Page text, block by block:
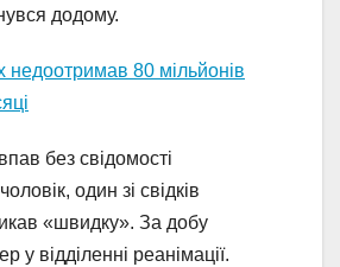
додому.
80 мільйонів
без свідомості
один зі свідків
«швидку». За добу
у відділенні реанімації.